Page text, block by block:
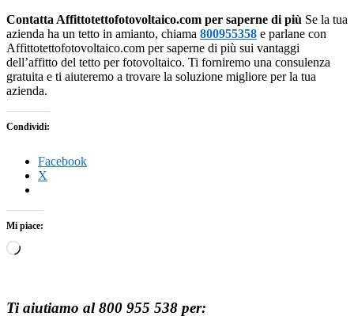
Contatta Affittotettofotovoltaico.com per saperne di più Se la tua
azienda ha un tetto in amianto, chiama 800955358 e parlane con
Affittotettofotovoltaico.com per saperne di più sui vantaggi
dell’affitto del tetto per fotovoltaico. Ti forniremo una consulenza
gratuita e ti aiuteremo a trovare la soluzione migliore per la tua
azienda.
Condividi:
Facebook
X
Mi piace:
Caricamento
Ti aiutiamo al 800 955 538 per: